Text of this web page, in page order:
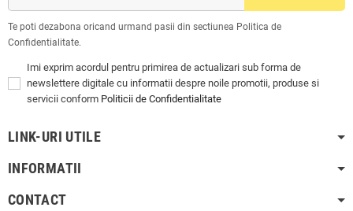
Te poti dezabona oricand urmand pasii din sectiunea Politica de
Confidentialitate.
Imi exprim acordul pentru primirea de actualizari sub forma de
newslettere digitale cu informatii despre noile promotii, produse si
servicii conform Politicii de Confidentialitate
LINK-URI UTILE
INFORMATII
CONTACT